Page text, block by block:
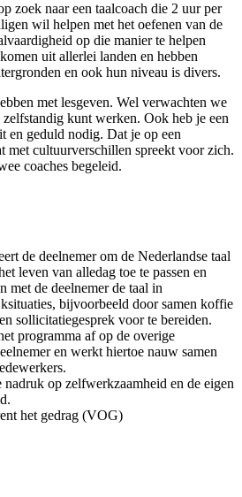
zoek naar een taalcoach die 2 uur per
wil helpen met het oefenen van de
op die manier te helpen
uit allerlei landen en hebben
en ook hun niveau is divers.
met lesgeven. Wel verwachten we
kunt werken. Ook heb je een
en geduld nodig. Dat je op een
met cultuurverschillen spreekt voor zich.
coaches begeleid.
de deelnemer om de Nederlandse taal
leven van alledag toe te passen en
met de deelnemer de taal in
bijvoorbeeld door samen koffie
sollicitatiegesprek voor te bereiden.
programma af op de overige
en werkt hiertoe nauw samen
nadruk op zelfwerkzaamheid en de eigen
het gedrag (VOG)